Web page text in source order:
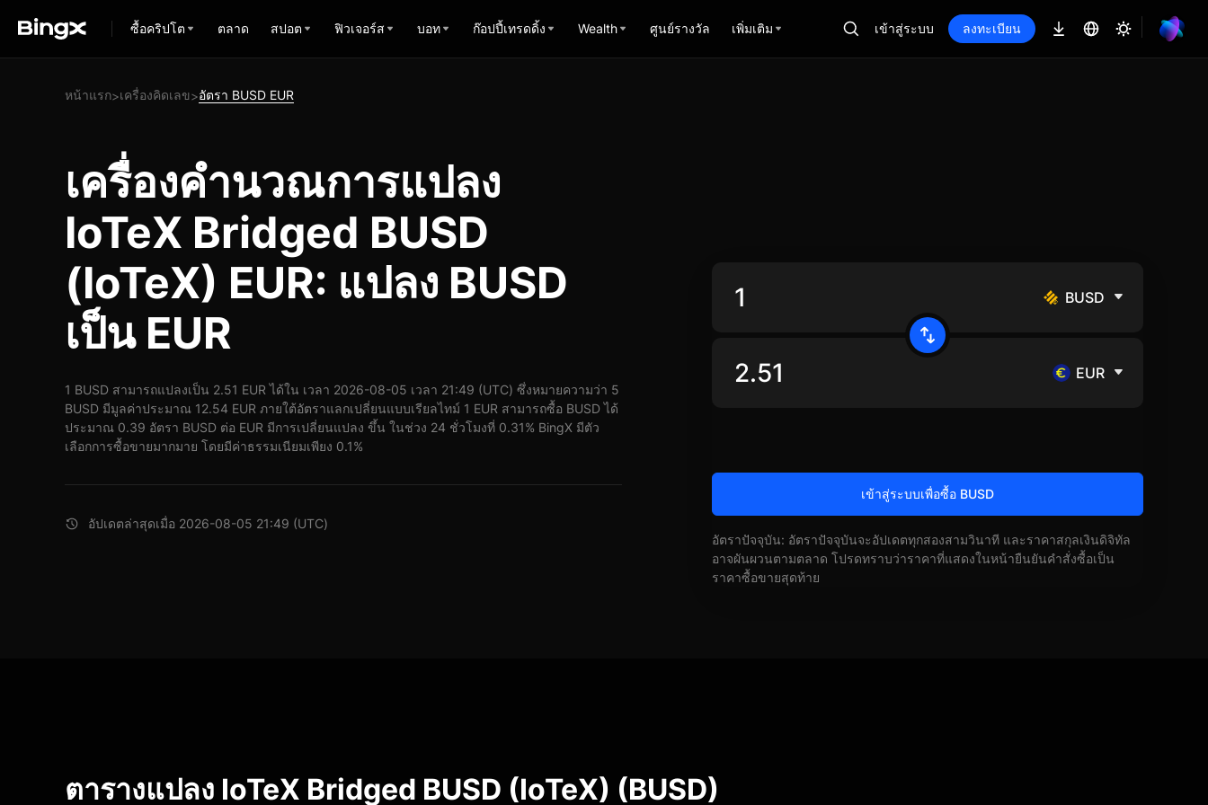
ซื้อคริปโต ตลาด สปอต ฟิวเจอร์ส บอท ก๊อปปี้เทรดดิ้ง Wealth ศูนย์รางวัล เพิ่มเติม เข้าสู่ระบบ ลงทะเบียน
หน้าแรก>เครื่องคิดเลข>อัตรา BUSD EUR
เครื่องคำนวณการแปลง
IoTeX Bridged BUSD
(IoTeX) EUR: แปลง BUSD
เป็น EUR
1 BUSD สามารถแปลงเป็น 2.51 EUR ได้ใน เวลา 2026-08-05 เวลา 21:49 (UTC) ซึ่งหมายความว่า 5
BUSD มีมูลค่าประมาณ 12.54 EUR ภายใต้อัตราแลกเปลี่ยนแบบเรียลไทม์ 1 EUR สามารถซื้อ BUSD ได้
ประมาณ 0.39 อัตรา BUSD ต่อ EUR มีการเปลี่ยนแปลง ขึ้น ในช่วง 24 ชั่วโมงที่ 0.31% BingX มีตัว
เลือกการซื้อขายมากมาย โดยมีค่าธรรมเนียมเพียง 0.1%
อัปเดตล่าสุดเมื่อ 2026-08-05 21:49 (UTC)
BUSD
EUR
เข้าสู่ระบบเพื่อซื้อ BUSD
อัตราปัจจุบัน: อัตราปัจจุบันจะอัปเดตทุกสองสามวินาที และราคาสกุลเงินดิจิทัล
อาจผันผวนตามตลาด โปรดทราบว่าราคาที่แสดงในหน้ายืนยันคำสั่งซื้อเป็น
ราคาซื้อขายสุดท้าย
ตารางแปลง IoTeX Bridged BUSD (IoTeX) (BUSD)